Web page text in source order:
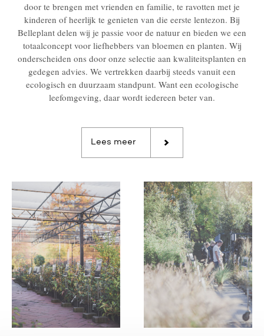
door te brengen met vrienden en familie, te ravotten met je
kinderen of heerlijk te genieten van die eerste lentezon. Bij
Belleplant delen wij je passie voor de natuur en bieden we een
totaalconcept voor liefhebbers van bloemen en planten. Wij
onderscheiden ons door onze selectie aan kwaliteitsplanten en
gedegen advies. We vertrekken daarbij steeds vanuit een
ecologisch en duurzaam standpunt. Want een ecologische
leefomgeving, daar wordt iedereen beter van.
Lees meer